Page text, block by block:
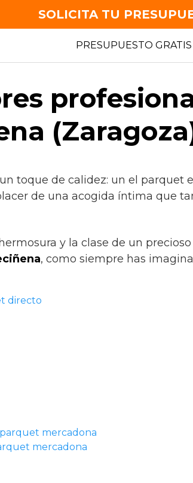
PRESUPUESTO GRATIS
toque de calidez: un el parquet
de una acogida íntima que
y la clase de un
, como siempre has
directo
mercadona
SOLICITA TU